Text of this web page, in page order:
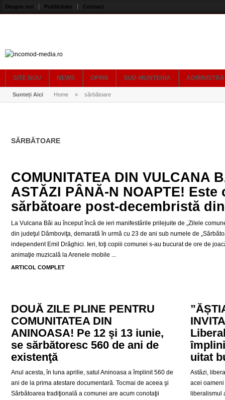
Despre noi Publicitate Contact
SITE NOU NEWS OPINII SUD-MUNTENIA
Sunteți Aici Home » sărbătoare
SĂRBĂTOARE
COMUNITATEA DIN VULCANA
ASTĂZI PÂNĂ-N NOAPTE! Este
sărbătoare post-decembristă
La Vulcana Băi au început încă de ieri manifestările prilejuite de „Zilele
din judeţul Dâmboviţa, demarată în urmă cu 23 de ani sub numele de
independent Emil Drăghici. Ieri, toţi copiii comunei s-au bucurat de ore de
animaţie muzicală la Arenele mobile ...
ARTICOL COMPLET
DOUĂ ZILE PLINE PENTRU
COMUNITATEA DIN
ANINOASA! Pe 12 şi 13 iunie,
se sărbătoresc 560 de ani de
existenţă
Anul acesta, în luna aprilie, satul Aninoasa a împlinit 560 de
ani de la prima atestare documentară. Tocmai de aceea şi
Sărbătoarea tradiţională a comunei are acum conotaţii
uitat
Astăzi,
acei
liberalismul